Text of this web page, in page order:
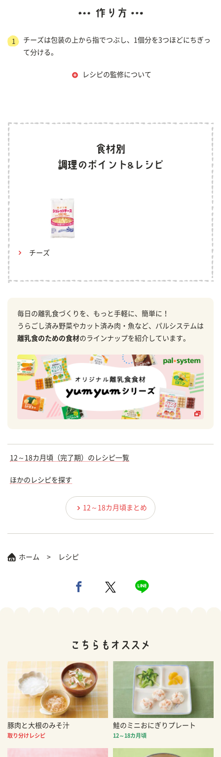
1
チーズは包装の上から指でつぶし、1個分を3つほどにちぎっ
て分ける。
レシピの監修について
チーズ
毎日の離乳食づくりを、もっと手軽に、簡単に！
うらごし済み野菜やカット済み肉・魚など、パルシステムは
離乳食のための食材のラインナップを紹介しています。
12～18カ月頃（完了期）のレシピ一覧
ほかのレシピを探す
12～18カ月頃まとめ
ホーム レシピ
豚肉と大根のみそ汁
取り分けレシピ
鮭のミニおにぎりプレート
12～18カ月頃